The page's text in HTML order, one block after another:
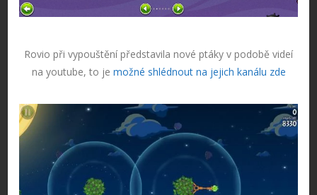
Rovio při vypouštění představila nové ptáky v podobě videí
na youtube, to je možné shlédnout na jejich kanálu zde